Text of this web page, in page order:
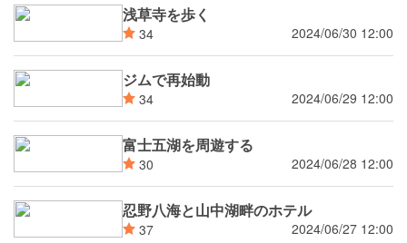
浅草寺を歩く
34 2024/06/30 12:00
ジムで再始動
34 2024/06/29 12:00
富士五湖を周遊する
30 2024/06/28 12:00
忍野八海と山中湖畔のホテル
37 2024/06/27 12:00